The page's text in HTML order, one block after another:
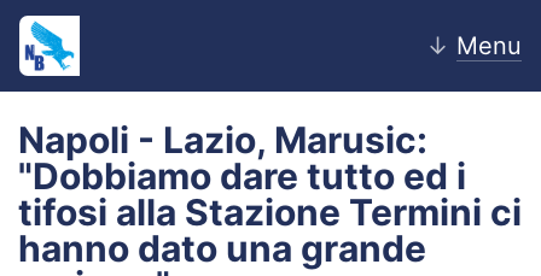
↓ Menu
Home
News
Napoli - Lazio, Marusic:
"Dobbiamo dare tutto ed i
tifosi alla Stazione Termini ci
hanno dato una grande